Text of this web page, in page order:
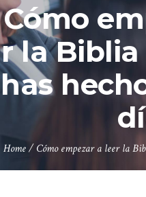
Cómo
r la
has
Home /Cómo empezar a leer la